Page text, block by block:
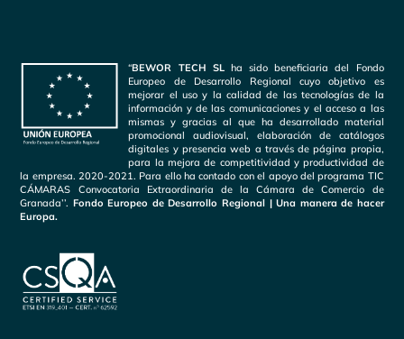
“BEWOR TECH SLha sido beneficiaria del Fondo
Europeo de Desarrollo Regional cuyo objetivo es
mejorar el uso y la calidad de las tecnologías de la
información y de las comunicaciones y el acceso a las
mismas y gracias al que ha desarrollado material
promocional audiovisual, elaboración de catálogos
digitales y presencia web a través de página propia,
para la mejora de competitividad y productividad de
la empresa. 2020-2021. Para ello ha contado con el apoyo del programa TIC
CÁMARAS Convocatoria Extraordinaria de la Cámara de Comercio de
Granada’’. Fondo Europeo de Desarrollo Regional | Una manera de hacer
Europa.